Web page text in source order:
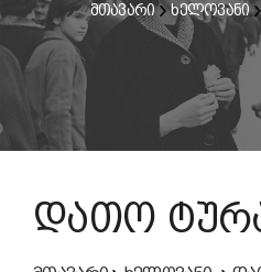
მთავარი ხელოვანი
დათო